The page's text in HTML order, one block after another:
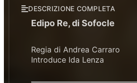
DESCRIZIONE COMPLETA
Edipo Re, di Sofocle
Regia di Andrea Carraro
Introduce Ida Lenza